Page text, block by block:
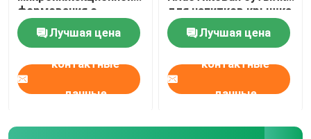
формования с
помощью столовой
микроинжекционной
машины
Лучшая цена
контактные
данные
для напитков крышка
для бутылок для
минеральной воды
крышки для бутылок
для пластиковых
инъекций
Лучшая цена
контактные
данные